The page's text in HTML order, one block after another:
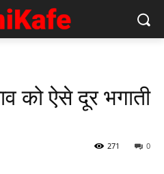
को ऐसे दूर भगाती
0
271